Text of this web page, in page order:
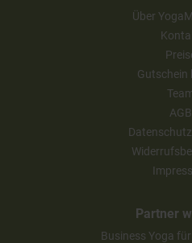
Über
Gutschein
AGB
Partner
Business Yoga